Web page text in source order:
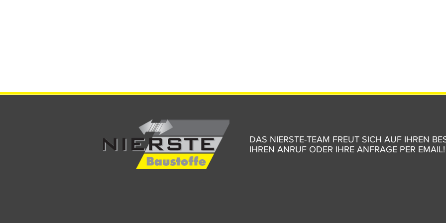
DAS NIERSTE-TEAM FREUT SICH AUF IHREN
IHREN ANRUF ODER IHRE ANFRAGE PER EMAIL!